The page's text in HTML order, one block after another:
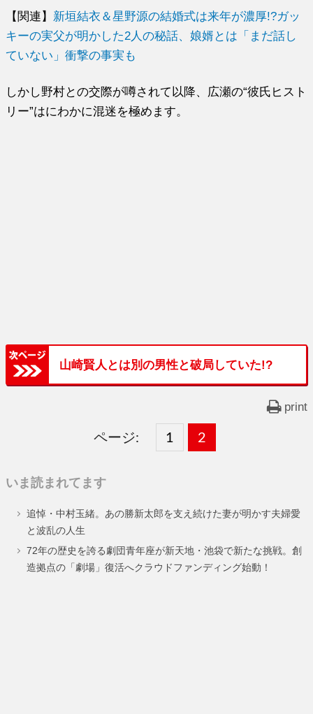
【関連】 新垣結衣＆星野源の結婚式は来年が濃厚!?ガッ
キーの実父が明かした2人の秘話、娘婿とは「まだ話し
ていない」衝撃の事実も
しかし野村との交際が噂されて以降、広瀬の“彼氏ヒスト
リー”はにわかに混迷を極めます。
山崎賢人とは別の男性と破局していた!?
print
ページ:
固
ー
ジ
1 ,
固
ー
ジ
2
いま読まれてます
追悼・中村玉緒。あの勝新太郎を支え続けた妻が明かす夫婦愛
と波乱の人生
72年の歴史を誇る劇団青年座が新天地・池袋で新たな挑戦。創
造拠点の「劇場」復活へクラウドファンディング始動！